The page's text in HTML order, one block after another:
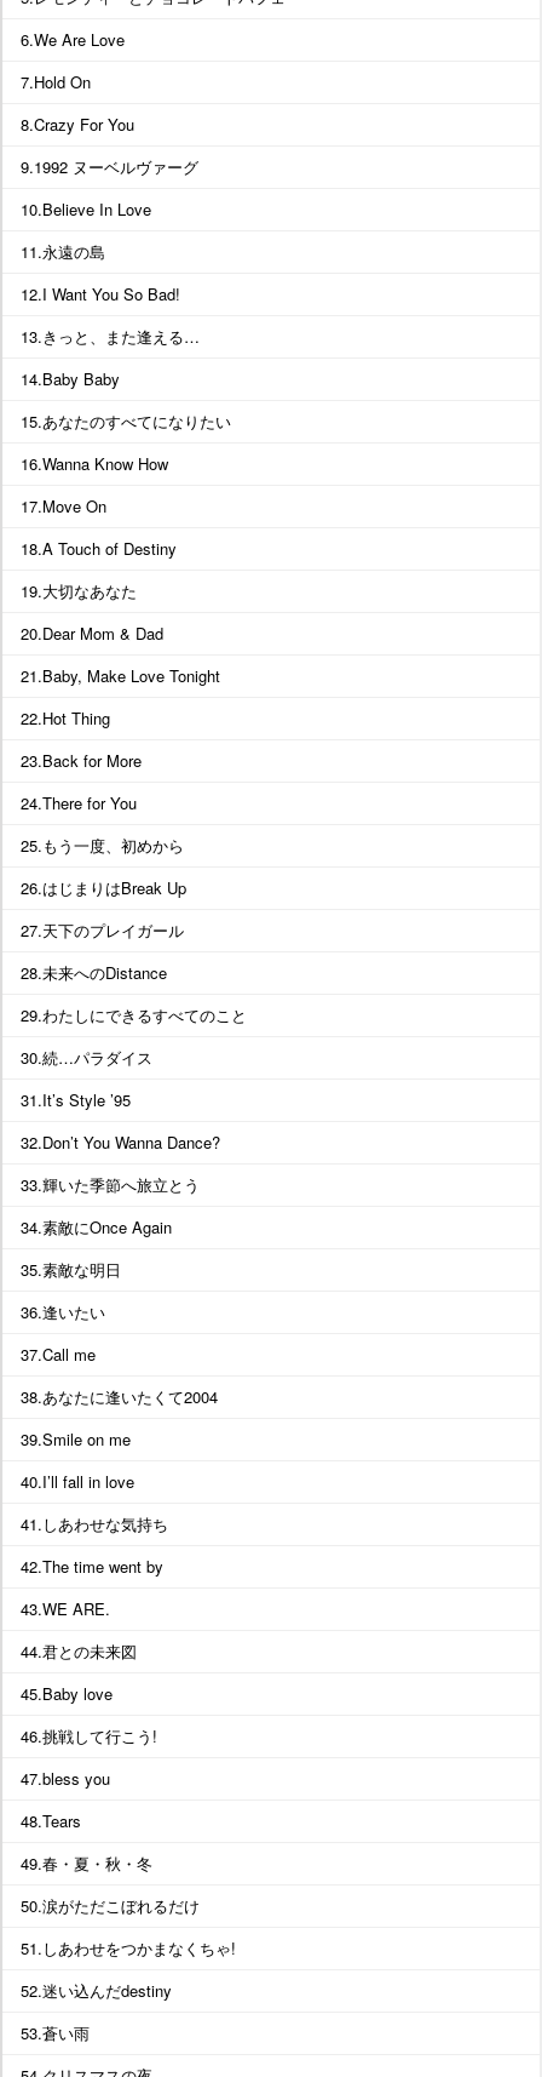
6.We Are Love
7.Hold On
8.Crazy For You
9.1992 ヌーベルヴァーグ
10.Believe In Love
11.永遠の島
12.I Want You So Bad!
13.きっと、また逢える…
14.Baby Baby
15.あなたのすべてになりたい
16.Wanna Know How
17.Move On
18.A Touch of Destiny
19.大切なあなた
20.Dear Mom & Dad
21.Baby, Make Love Tonight
22.Hot Thing
23.Back for More
24.There for You
25.もう一度、初めから
26.はじまりはBreak Up
27.天下のプレイガール
28.未来へのDistance
29.わたしにできるすべてのこと
30.続…パラダイス
31.It’s Style ’95
32.Don’t You Wanna Dance?
33.輝いた季節へ旅立とう
34.素敵にOnce Again
35.素敵な明日
36.逢いたい
37.Call me
38.あなたに逢いたくて2004
39.Smile on me
40.I’ll fall in love
41.しあわせな気持ち
42.The time went by
43.WE ARE.
44.君との未来図
45.Baby love
46.挑戦して行こう!
47.bless you
48.Tears
49.春・夏・秋・冬
50.涙がただこぼれるだけ
51.しあわせをつかまなくちゃ!
52.迷い込んだdestiny
53.蒼い雨